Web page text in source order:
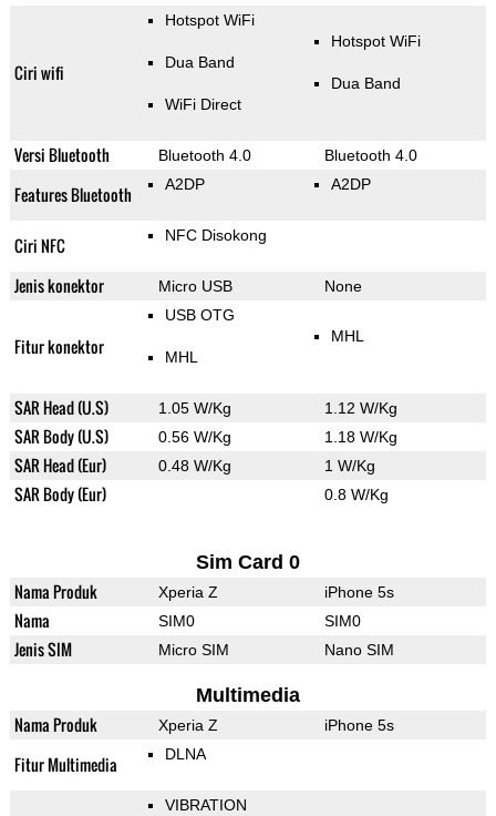
Ciri wifi
Hotspot WiFi
Dua Band
WiFi Direct
Hotspot WiFi
Dua Band
Versi Bluetooth Bluetooth 4.0 Bluetooth 4.0
Features Bluetooth A2DP A2DP
Ciri NFC NFC Disokong
Jenis konektor Micro USB None
Fitur konektor
USB OTG
MHL
MHL
SAR Head (U.S) 1.05 W/Kg 1.12 W/Kg
SAR Body (U.S) 0.56 W/Kg 1.18 W/Kg
SAR Head (Eur) 0.48 W/Kg 1 W/Kg
SAR Body (Eur) 0.8 W/Kg
Sim Card 0
Nama Produk Xperia Z iPhone 5s
Nama SIM0 SIM0
Jenis SIM Micro SIM Nano SIM
Multimedia
Nama Produk Xperia Z iPhone 5s
Fitur Multimedia DLNA
VIBRATION